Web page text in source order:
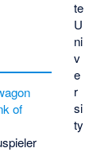
te
U
ni
v
e
r
si
ty
of